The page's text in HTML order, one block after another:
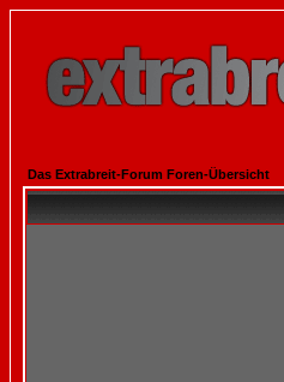
Das Extrabreit-Forum Foren-Übersicht